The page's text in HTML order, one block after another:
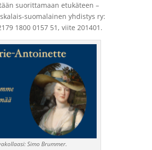
suorittamaan etukäteen –
suomalainen yhdistys ry:
1800 0157 51, viite 201401.
Simo Brummer.